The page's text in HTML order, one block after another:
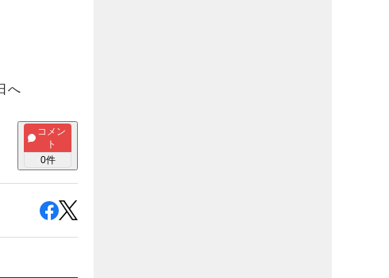
へ
コメン
ト
0件